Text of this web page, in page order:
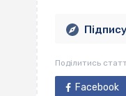
Поділитись
Facebook